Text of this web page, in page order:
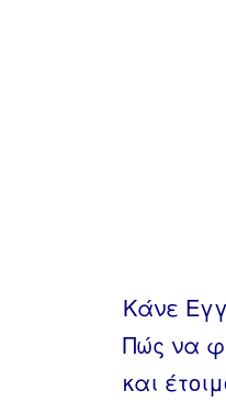
Κάνε
Πώς να
και